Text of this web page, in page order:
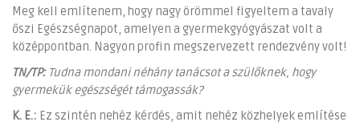
Meg kell említenem, hogy nagy örömmel figyeltem a tavaly
őszi Egészségnapot, amelyen a gyermekgyógyászat volt a
középpontban. Nagyon profin megszervezett rendezvény volt!
TN/TP:Tudna mondani néhány tanácsot a szülőknek, hogy
gyermekük egészségét támogassák?
K. E.: Ez szintén nehéz kérdés, amit nehéz közhelyek említése